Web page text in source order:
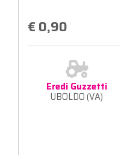
€ 0,90
Eredi Guzzetti
UBOLDO (VA)